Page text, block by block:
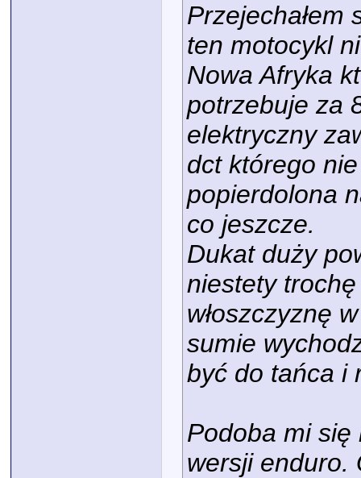
Przejechałem
ten motocykl
Nowa Afryka
potrzebuje za
elektryczny
dct którego
popierdolona
co jeszcze.
Dukat duży
niestety
włoszczyznę
sumie
być do tańca i
Podoba mi się
wersji enduro.